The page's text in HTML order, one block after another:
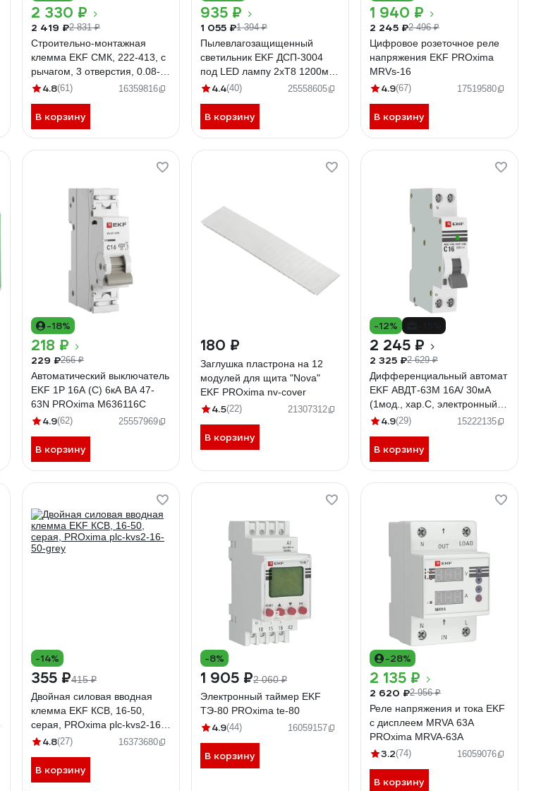
2 330 ₽
2 419 ₽2 831 ₽
Строительно-монтажная
клемма EKF СМК, 222-413, с
рычагом, 3 отверстия, 0.08-
2.5(4.0)мм2, PROxima 100 шт
4.8(61) 16359816
В корзину
935 ₽
1 055 ₽1 394 ₽
Пылевлагозащищенный
светильник EKF ДСП-3004
под LED лампу 2хT8 1200мм
PROxima TPL-3004-2x120
4.4(40) 25558605
В корзину
1 940 ₽
2 245 ₽2 496 ₽
Цифровое розеточное реле
напряжения EKF PROxima
MRVs-16
4.9(67) 17519580
В корзину
-18%
218 ₽
229 ₽266 ₽
Автоматический выключатель
EKF 1P 16А (C) 6кА ВА 47-
63N PROxima M636116C
4.9(62) 25557969
В корзину
180 ₽
Заглушка пластрона на 12
модулей для щита "Nova"
EKF PROxima nv-cover
4.5(22) 21307312
В корзину
-12%
2 245 ₽
2 325 ₽2 629 ₽
Дифференциальный автомат
EKF АВДТ-63М 16А/ 30мА
(1мод., хар.C, электронный
тип AС) 6кА PROxima DA63M-
4.9(29) 15222135
В корзину
-14%
355 ₽415 ₽
Двойная силовая вводная
клемма EKF КСВ, 16-50,
серая, PROxima plc-kvs2-16-
50-grey
4.8(27) 16373680
В корзину
-8%
1 905 ₽2 060 ₽
Электронный таймер EKF
ТЭ-80 PROxima te-80
4.9(44) 16059157
В корзину
-28%
2 135 ₽
2 620 ₽2 956 ₽
Реле напряжения и тока EKF
с дисплеем MRVA 63A
PROxima MRVA-63A
3.2(74) 16059076
В корзину